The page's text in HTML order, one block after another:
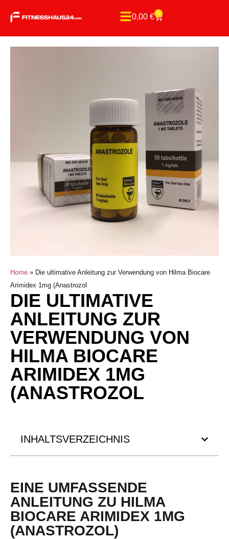
0,00 € 0
Home » Die ultimative Anleitung zur Verwendung von Hilma Biocare
Arimidex 1mg (Anastrozol
DIE ULTIMATIVE
ANLEITUNG ZUR
VERWENDUNG VON
HILMA BIOCARE
ARIMIDEX 1MG
(ANASTROZOL
INHALTSVERZEICHNIS
EINE UMFASSENDE
ANLEITUNG ZU HILMA
BIOCARE ARIMIDEX 1MG
(ANASTROZOL)